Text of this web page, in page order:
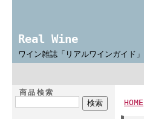
Real Wine
ワイン雑誌「リアルワインガイド
商品検索
HOME